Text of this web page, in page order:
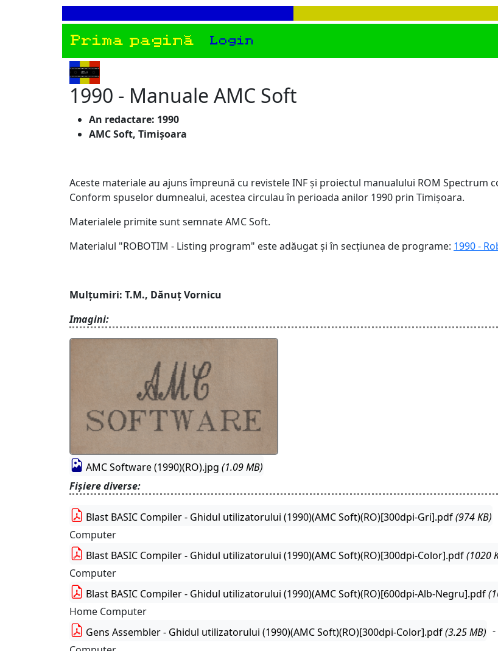
Prima pagină Login
1990 - Manuale AMC Soft
An redactare: 1990
AMC Soft, Timișoara
Aceste materiale au ajuns împreună cu revistele INF și proiectul manualului ROM Spectrum
Conform spuselor dumnealui, acestea circulau în perioada anilor 1990 prin Timișoara.
Materialele primite sunt semnate AMC Soft.
Materialul "ROBOTIM - Listing program" este adăugat și în secțiunea de programe: 1990 -
Mulțumiri: T.M., Dănuț Vornicu
Imagini:
AMC Software (1990)(RO).jpg (1.09 MB)
Fișiere diverse:
Blast BASIC Compiler - Ghidul utilizatorului (1990)(AMC Soft)(RO)[300dpi-Gri].pdf(974 KB)
Computer
Blast BASIC Compiler - Ghidul utilizatorului (1990)(AMC Soft)(RO)[300dpi-Color].pdf(1020
Computer
Blast BASIC Compiler - Ghidul utilizatorului (1990)(AMC Soft)(RO)[600dpi-Alb-Negru].pdf
Home Computer
Gens Assembler - Ghidul utilizatorului (1990)(AMC Soft)(RO)[300dpi-Color].pdf(3.25 MB)